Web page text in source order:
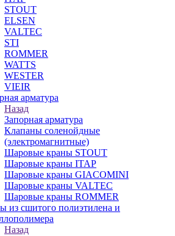
STOUT
ELSEN
VALTEC
STI
ROMMER
WATTS
WESTER
VIEIR
арматура
Назад
Запорная арматура
Клапаны соленойдные
(электромагнитные)
Шаровые краны STOUT
Шаровые краны ITAP
Шаровые краны GIACOMINI
Шаровые краны VALTEC
Шаровые краны ROMMER
из сшитого полиэтилена и
Назад